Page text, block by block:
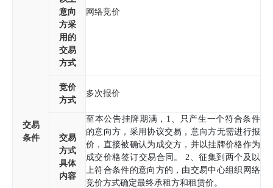
交易
条件
意向
方采
用的
交易
方式
网络竞价
竞价
方式
多次报价
交易
方式
具体
内容
至本公告挂牌期满，1、只产生一个符合条件
的意向方，采用协议交易，意向方无需进行报
价，直接被确认为成交方，并以挂牌价格作为
成交价格签订交易合同。 2、征集到两个及以
上符合条件的意向方的，由交易中心组织网络
竞价方式确定最终承租方和租赁价。